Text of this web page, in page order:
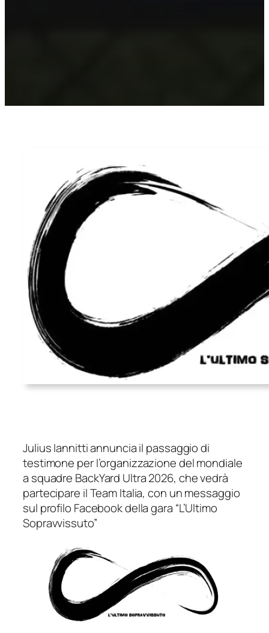
Julius Iannitti annuncia il passaggio di
testimone per l’organizzazione del mondiale
a squadre BackYard Ultra 2026, che vedrà
partecipare il Team Italia, con un messaggio
sul profilo Facebook della gara “L’Ultimo
Sopravvissuto”